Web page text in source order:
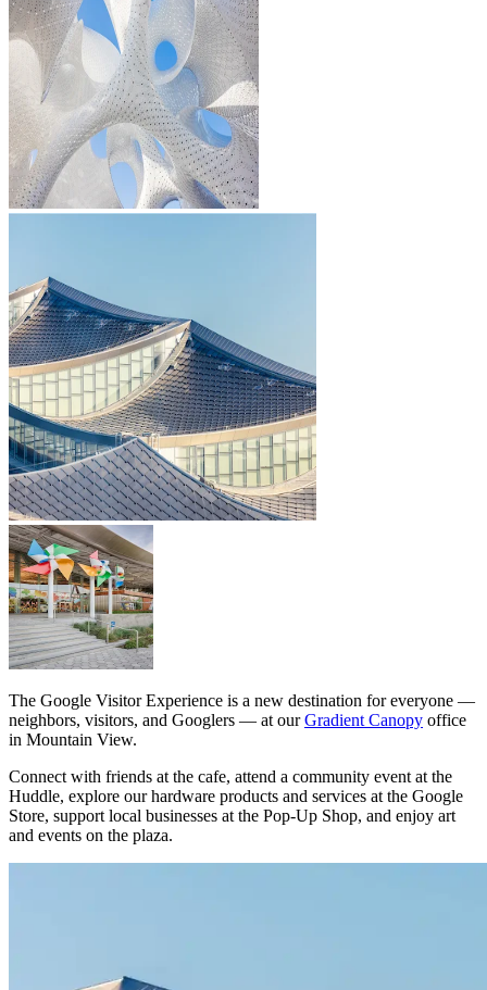
The Google Visitor Experience is a new destination for everyone —
neighbors, visitors, and Googlers — at ourGradient Canopy office
in Mountain View.
Connect with friends at the cafe, attend a community event at the
Huddle, explore our hardware products and services at the Google
Store, support local businesses at the Pop-Up Shop, and enjoy art
and events on the plaza.